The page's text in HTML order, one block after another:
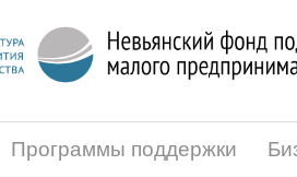
Программы поддержки